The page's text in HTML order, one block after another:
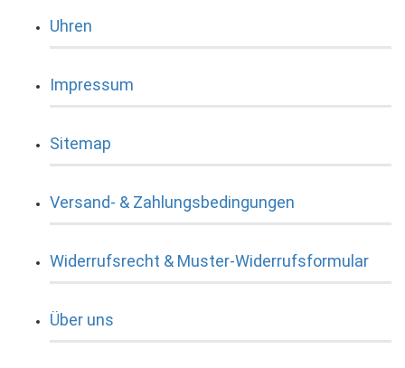
Uhren
Impressum
Sitemap
Versand- & Zahlungsbedingungen
Widerrufsrecht & Muster-Widerrufsformular
Über uns